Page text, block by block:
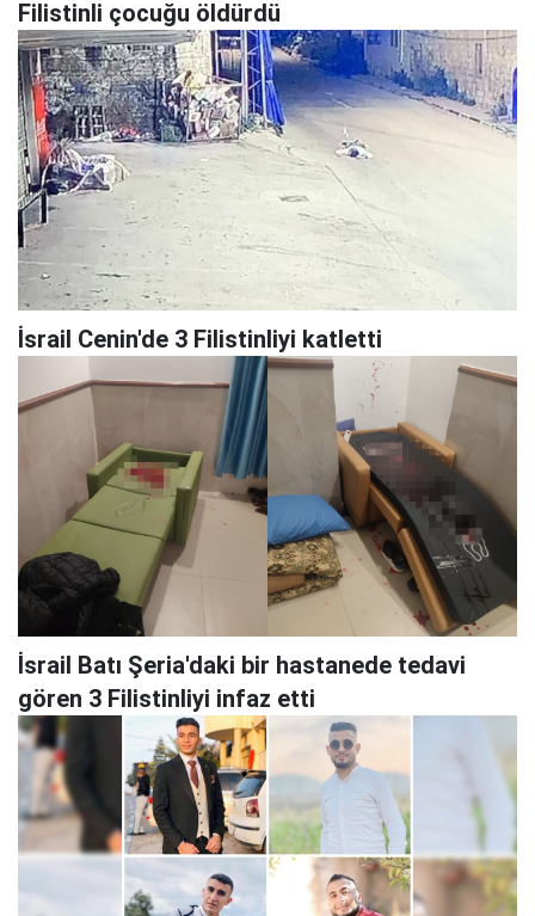
Filistinli çocuğu öldürdü
İsrail Cenin'de 3 Filistinliyi katletti
İsrail Batı Şeria'daki bir hastanede tedavi
gören 3 Filistinliyi infaz etti